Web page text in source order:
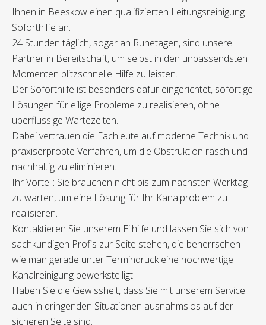
Ihnen in Beeskow einen qualifizierten Leitungsreinigung
Soforthilfe an.
24 Stunden täglich, sogar an Ruhetagen, sind unsere
Partner in Bereitschaft, um selbst in den unpassendsten
Momenten blitzschnelle Hilfe zu leisten.
Der Soforthilfe ist besonders dafür eingerichtet, sofortige
Lösungen für eilige Probleme zu realisieren, ohne
überflüssige Wartezeiten.
Dabei vertrauen die Fachleute auf moderne Technik und
praxiserprobte Verfahren, um die Obstruktion rasch und
nachhaltig zu eliminieren.
Ihr Vorteil: Sie brauchen nicht bis zum nächsten Werktag
zu warten, um eine Lösung für Ihr Kanalproblem zu
realisieren.
Kontaktieren Sie unserem Eilhilfe und lassen Sie sich von
sachkundigen Profis zur Seite stehen, die beherrschen
wie man gerade unter Termindruck eine hochwertige
Kanalreinigung bewerkstelligt.
Haben Sie die Gewissheit, dass Sie mit unserem Service
auch in dringenden Situationen ausnahmslos auf der
sicheren Seite sind.